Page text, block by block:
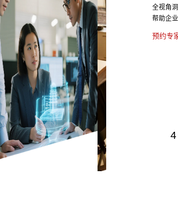
4
全视角
帮助企
预约专